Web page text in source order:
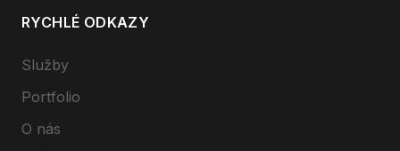
RYCHLÉ ODKAZY
Služby
Portfolio
O nás